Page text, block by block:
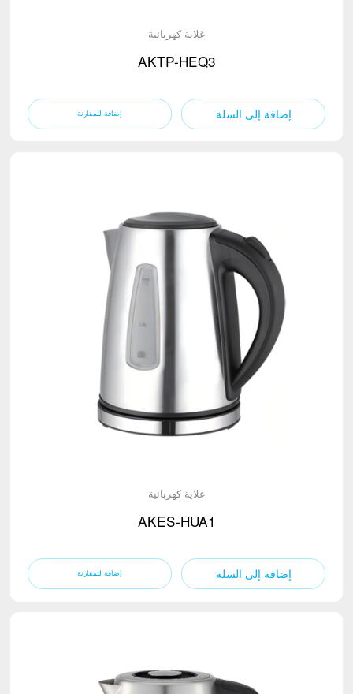
غلاية كهربائية
AKTP-HEQ3
إضافة إلى السلة
غلاية كهربائية
AKES-HUA1
إضافة إلى السلة